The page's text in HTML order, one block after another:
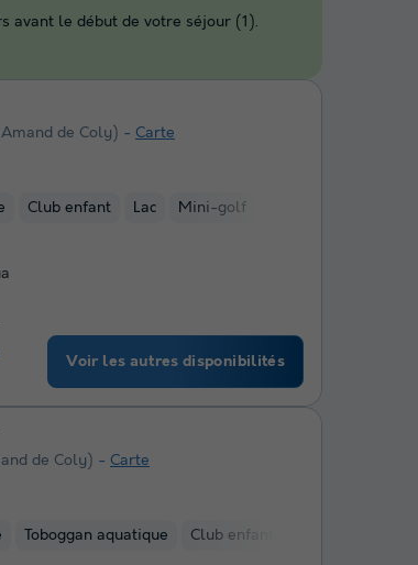
Amand de Coly)
Carte
Club enfant Lac Mini-golf
Voir les autres disponibilités
de Coly) Carte
Toboggan aquatique Club enfant
avant le début de votre séjour (1).